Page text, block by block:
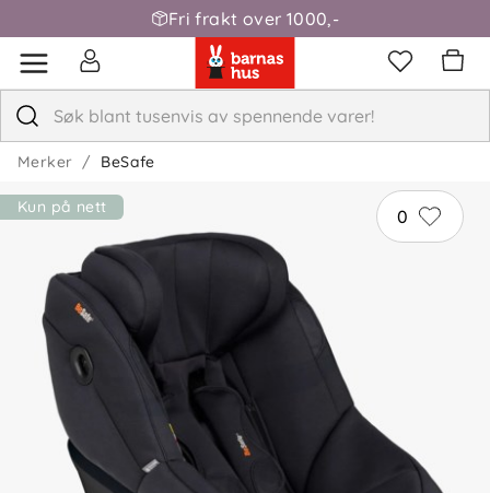
Fri frakt over 1000,-
Merker BeSafe
0
Kun på nett